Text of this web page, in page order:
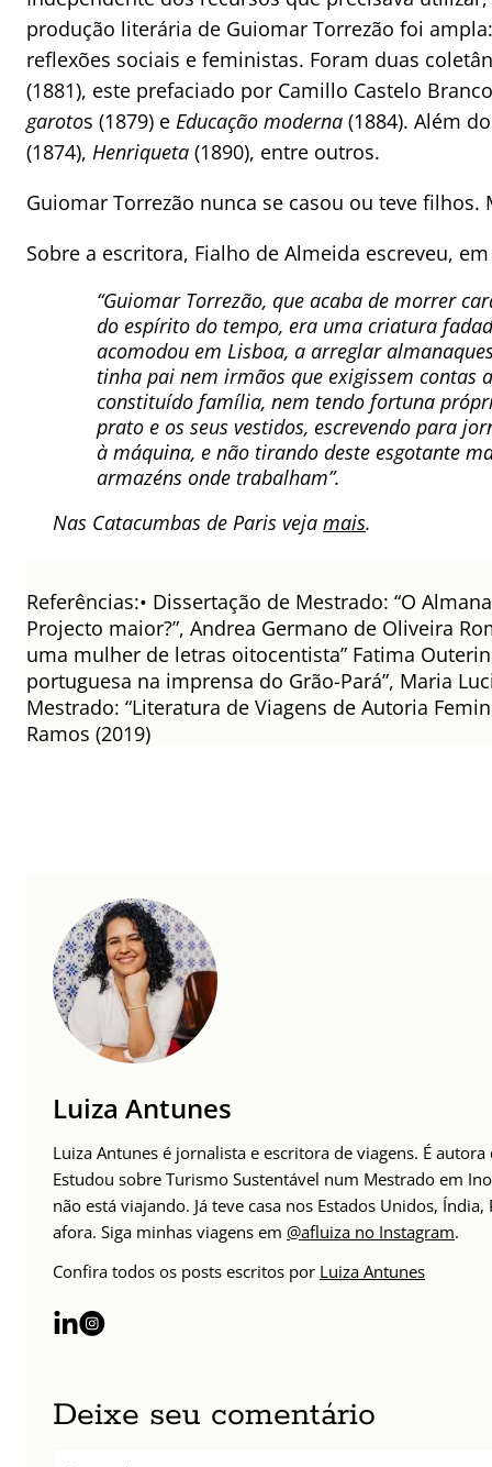
produção literária de Guiomar Torrezão foi
reflexões sociais e feministas. Foram duas
(1881), este prefaciado por Camillo Castelo
garotos (1879) e Educação moderna (1884). Além
(1874), Henriqueta (1890), entre outros.
Guiomar Torrezão nunca se casou ou teve filhos.
Sobre a escritora, Fialho de Almeida escreveu,
“Guiomar Torrezão, que acaba de morrer
do espírito do tempo, era uma criatura
acomodou em Lisboa, a arreglar
tinha pai nem irmãos que exigissem contas
constituído família, nem tendo fortuna
prato e os seus vestidos, escrevendo para
à máquina, e não tirando deste esgotante
armazéns onde trabalham”.
Nas Catacumbas de Paris veja mais.
Referências:• Dissertação de Mestrado: “O
Projecto maior?”, Andrea Germano de Oliveira
uma mulher de letras oitocentista” Fatima
portuguesa na imprensa do Grão-Pará”, Maria
Mestrado: “Literatura de Viagens de Autoria
Ramos (2019)
Luiza Antunes
Luiza Antunes é jornalista e escritora de viagens. É
Estudou sobre Turismo Sustentável num Mestrado em
não está viajando. Já teve casa nos Estados Unidos,
afora. Siga minhas viagens em @afluiza no Instagram.
Confira todos os posts escritos por Luiza Antunes
Deixe seu comentário